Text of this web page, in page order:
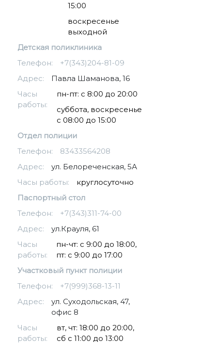
15:00
воскресенье
выходной
Детская поликлиника
Телефон:
+7(343)204-81-09
Адрес:
Павла Шаманова, 16
Часы
работы:
пн-пт: с 8:00 до 20:00
суббота, воскресенье
с 08:00 до 15:00
Отдел полиции
Телефон:
83433564208
Адрес:
ул. Белореченская, 5А
Часы работы:
круглосуточно
Паспортный стол
Телефон:
+7(343)311-74-00
Адрес:
ул.Крауля, 61
Часы
работы:
пн-чт: с 9:00 до 18:00,
пт: с 9:00 до 17:00
Участковый пункт полиции
Телефон:
+7(999)368-13-11
Адрес:
ул. Суходольская, 47,
офис 8
Часы
работы:
вт, чт: 18:00 до 20:00,
сб с 11:00 до 13:00